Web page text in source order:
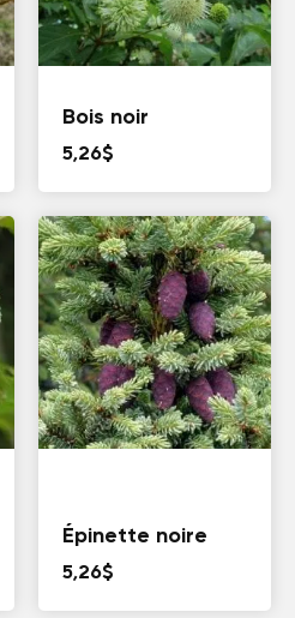
Bois noir
5,26$
Épinette noire
5,26$